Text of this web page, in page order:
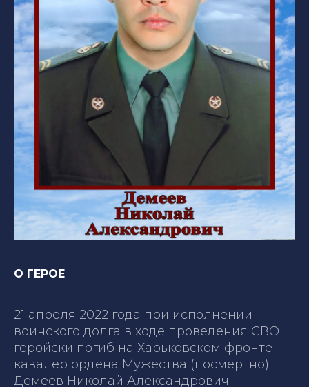
О ГЕРОЕ
21 апреля 2022 года при исполнении
воинского долга в ходе проведения СВО
геройски погиб на Харьковском фронте
кавалер ордена Мужества (посмертно)
Демеев Николай Александрович.